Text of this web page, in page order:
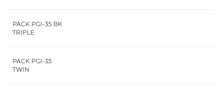
PACK PGI-35 BK
TRIPLE
PACK PGI-35
TWIN